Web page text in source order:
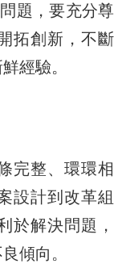
題，要充分尊
拓創新，不斷
經驗。
整、環環相
設計到改革組
於解決問題，
傾向。